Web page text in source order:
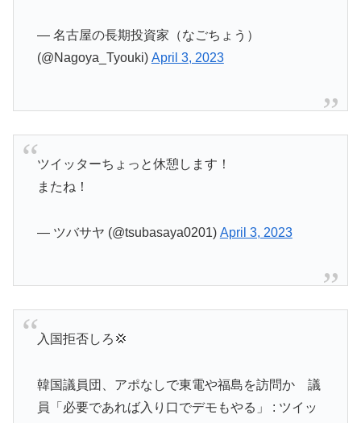
— 名古屋の長期投資家（なごちょう）
(@Nagoya_Tyouki) April 3, 2023
ツイッターちょっと休憩します！
またね！
— ツバサヤ (@tsubasaya0201) April 3, 2023
入国拒否しろ💢
韓国議員団、アポなしで東電や福島を訪問か 議
員「必要であれば入り口でデモもやる」 : ツイッ